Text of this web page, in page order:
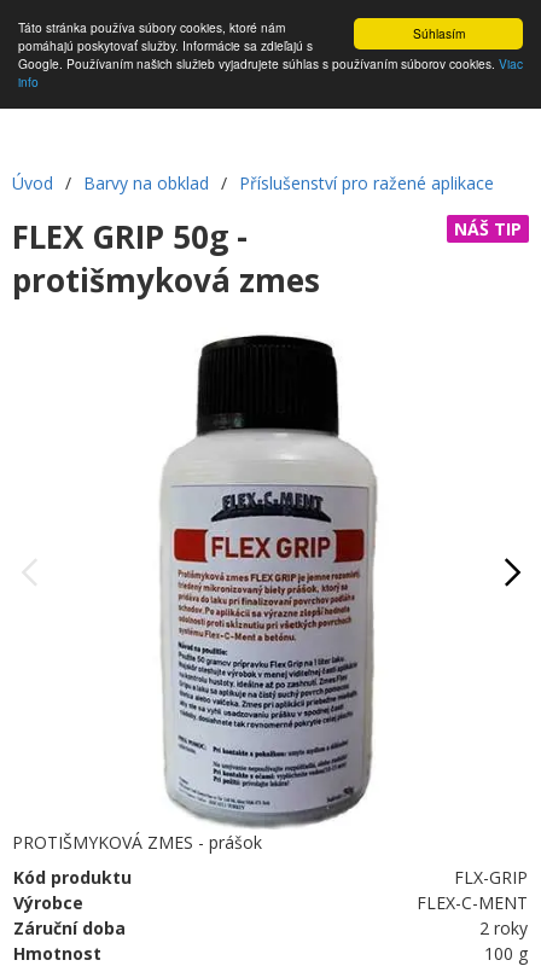
Súhlasím
Táto stránka používa súbory cookies, ktoré nám
pomáhajú poskytovať služby. Informácie sa zdieľajú s
Google. Používaním našich služieb vyjadrujete súhlas s používaním súborov cookies. Viac
info
Úvod / Barvy na obklad / Příslušenství pro ražené aplikace
NÁŠ TIP
FLEX GRIP 50g -
protišmyková zmes
PROTIŠMYKOVÁ ZMES - prášok
Kód produktu
FLX-GRIP
Výrobce
FLEX-C-MENT
Záruční doba
2 roky
Hmotnost
100 g